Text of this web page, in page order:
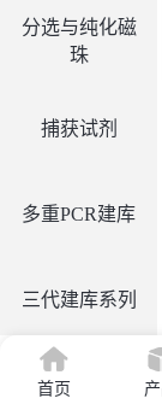
分选与纯化磁
珠
捕获试剂
多重PCR建库
三代建库系列
首页